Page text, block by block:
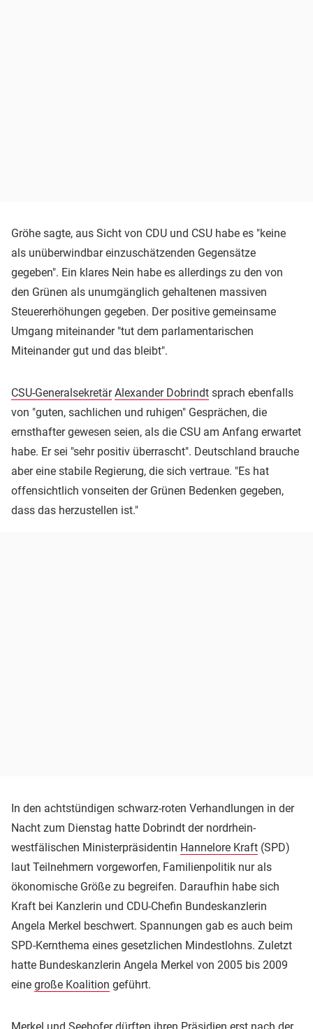
Gröhe sagte, aus Sicht von CDU und CSU habe es "keine
als unüberwindbar einzuschätzenden Gegensätze
gegeben". Ein klares Nein habe es allerdings zu den von
den Grünen als unumgänglich gehaltenen massiven
Steuererhöhungen gegeben. Der positive gemeinsame
Umgang miteinander "tut dem parlamentarischen
Miteinander gut und das bleibt".
CSU-Generalsekretär Alexander Dobrindt sprach ebenfalls
von "guten, sachlichen und ruhigen" Gesprächen, die
ernsthafter gewesen seien, als die CSU am Anfang erwartet
habe. Er sei "sehr positiv überrascht". Deutschland brauche
aber eine stabile Regierung, die sich vertraue. "Es hat
offensichtlich vonseiten der Grünen Bedenken gegeben,
dass das herzustellen ist."
In den achtstündigen schwarz-roten Verhandlungen in der
Nacht zum Dienstag hatte Dobrindt der nordrhein-
westfälischen Ministerpräsidentin Hannelore Kraft (SPD)
laut Teilnehmern vorgeworfen, Familienpolitik nur als
ökonomische Größe zu begreifen. Daraufhin habe sich
Kraft bei Kanzlerin und CDU-Chefin Bundeskanzlerin
Angela Merkel beschwert. Spannungen gab es auch beim
SPD-Kernthema eines gesetzlichen Mindestlohns. Zuletzt
hatte Bundeskanzlerin Angela Merkel von 2005 bis 2009
eine große Koalition geführt.